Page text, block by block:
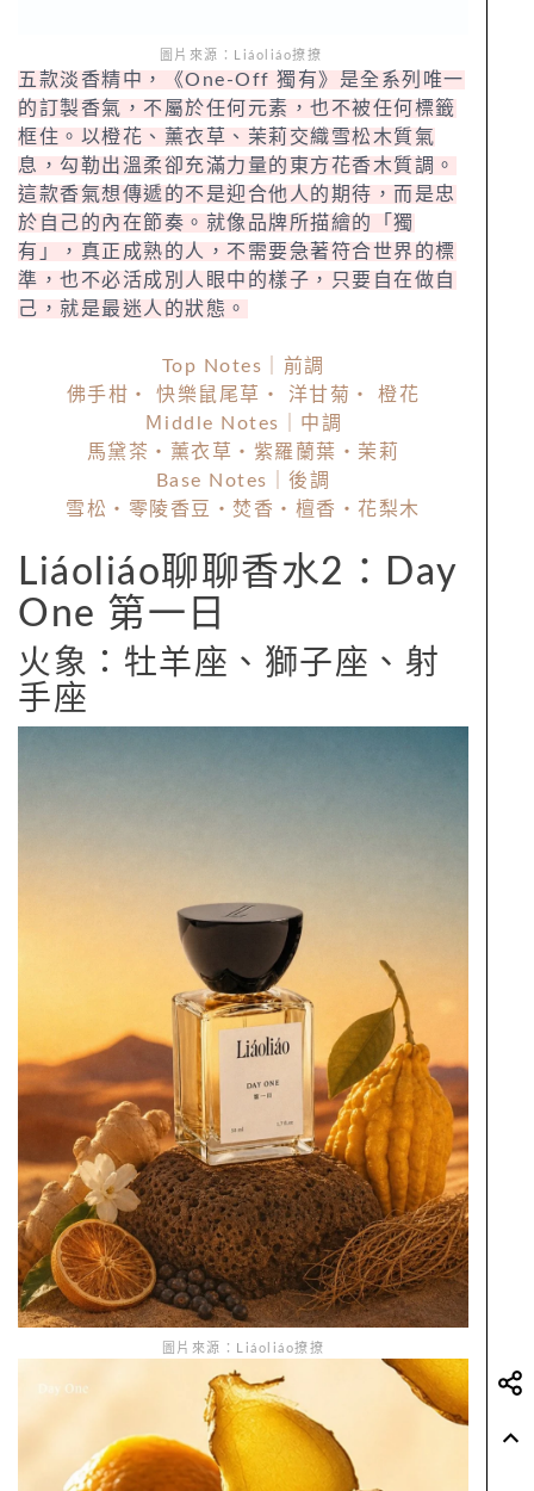
圖片來源：Liáoliáo撩撩
五款淡香精中，《One-Off 獨有》是全系列唯一
的訂製香氣，不屬於任何元素，也不被任何標籤
框住。以橙花、薰衣草、茉莉交織雪松木質氣
息，勾勒出溫柔卻充滿力量的東方花香木質調。
這款香氣想傳遞的不是迎合他人的期待，而是忠
於自己的內在節奏。就像品牌所描繪的「獨
有」，真正成熟的人，不需要急著符合世界的標
準，也不必活成別人眼中的樣子，只要自在做自
己，就是最迷人的狀態。
Top Notes｜前調
佛手柑・ 快樂鼠尾草・ 洋甘菊・ 橙花
Ｍiddle Notes｜中調
馬黛茶・薰衣草・紫羅蘭葉・茉莉
Base Notes｜後調
雪松・零陵香豆・焚香・檀香・花梨木
Liáoliáo聊聊香水2：Day
One 第一日
火象：牡羊座、獅子座、射
手座
圖片來源：Liáoliáo撩撩